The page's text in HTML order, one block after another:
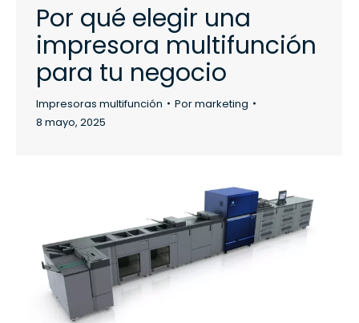
Por qué elegir una
impresora multifunción
para tu negocio
Impresoras multifunción Pormarketing
8 mayo, 2025